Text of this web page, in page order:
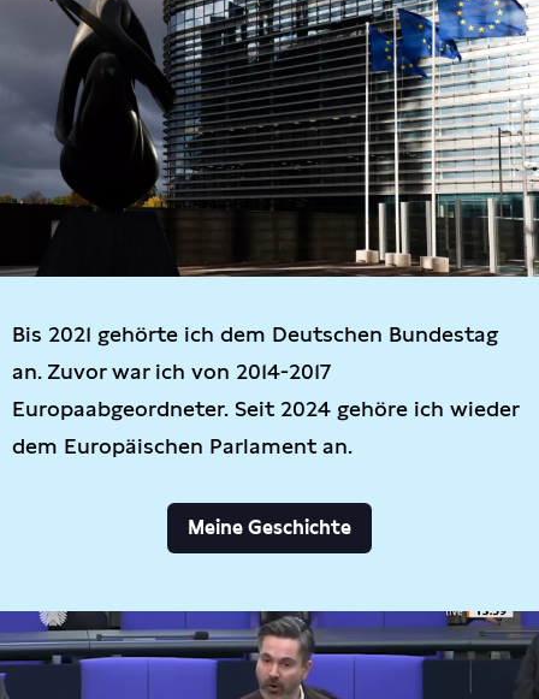
Bis 2021 gehörte ich dem Deutschen Bundestag
an. Zuvor war ich von 2014-2017
Europaabgeordneter. Seit 2024 gehöre ich wieder
dem Europäischen Parlament an.
Meine Geschichte